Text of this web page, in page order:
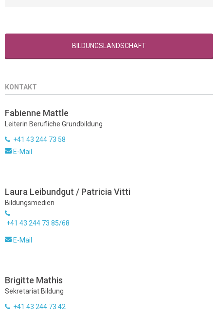
BILDUNGSLANDSCHAFT
KONTAKT
Fabienne Mattle
Leiterin Berufliche Grundbildung
+41 43 244 73 58
E-Mail
Laura Leibundgut / Patricia Vitti
Bildungsmedien
+41 43 244 73 85/68
E-Mail
Brigitte Mathis
Sekretariat Bildung
+41 43 244 73 42